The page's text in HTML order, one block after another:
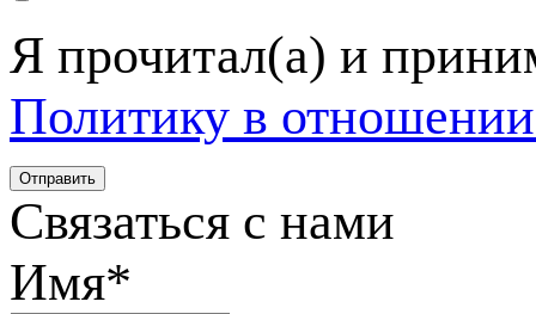
Я прочитал(а) и
Политику в
Связаться с нами
Имя*